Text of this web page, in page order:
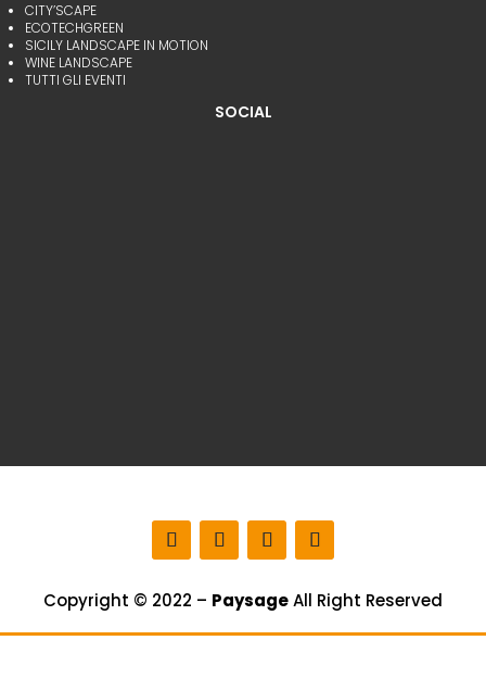
CITY’SCAPE
ECOTECHGREEN
SICILY LANDSCAPE IN MOTION
WINE LANDSCAPE
TUTTI GLI EVENTI
SOCIAL
Copyright © 2022 – PaysageAll Right Reserved